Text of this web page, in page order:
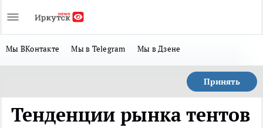
Мы ВКонтакте Мы в Telegram Мы в Дзене
Принять
Тенденции рынка тентов